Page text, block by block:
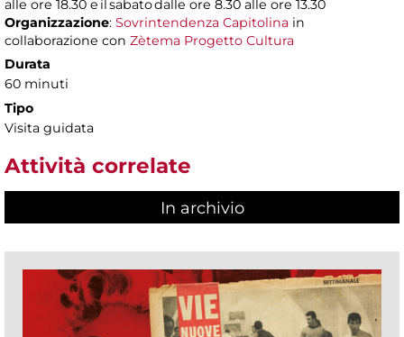
alle ore 18.30 e il sabato dalle ore 8.30 alle ore 13.30
Organizzazione: Sovrintendenza Capitolina in
collaborazione con Zètema Progetto Cultura
Durata
60 minuti
Tipo
Visita guidata
Attività correlate
In archivio